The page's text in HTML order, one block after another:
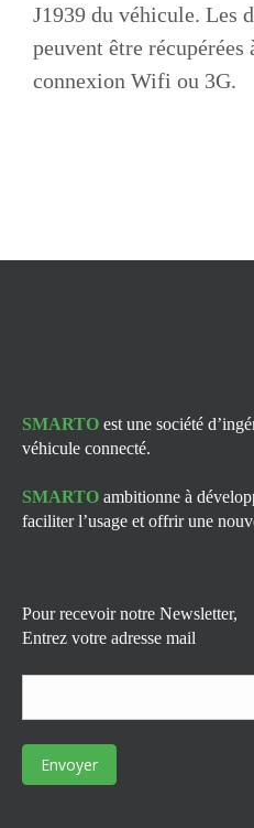
J1939 du véhicule. Les
peuvent être récupérées
connexion Wifi ou 3G.
SMARTO est une société
véhicule connecté.
SMARTO ambitionne à
faciliter l’usage et offrir une
Pour recevoir notre Newsletter,
Entrez votre adresse mail